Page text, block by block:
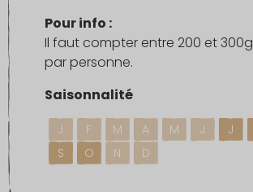
Pour info :
Il faut compter entre 200 et 300g
par personne.
Saisonnalité
J F M A M J J
S
O N D